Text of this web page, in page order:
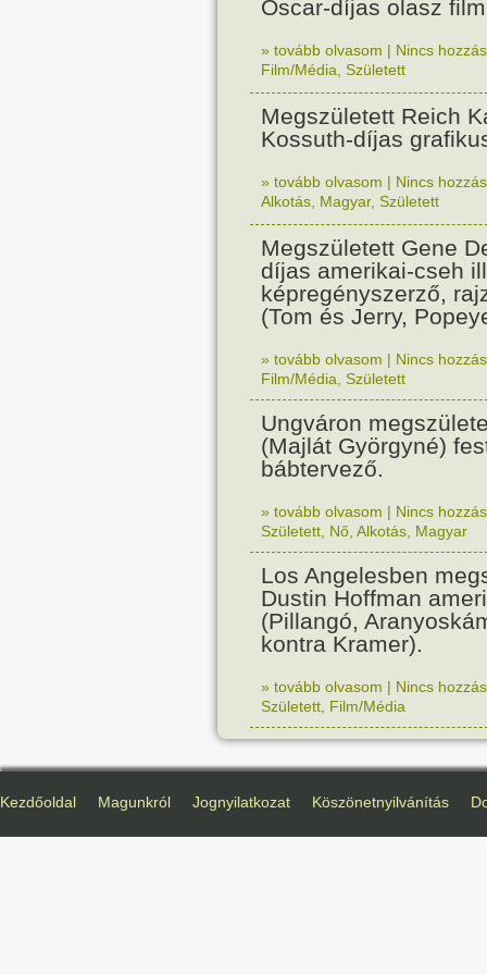
Oscar-díjas olasz
» tovább olvasom | Nincs
Film/Média Született
Megszületett Reich
Kossuth-díjas
» tovább olvasom | Nincs
Alkotás Magyar, Született
Megszületett Gene
díjas amerikai-cseh
képregényszerző,
(Tom és Jerry,
» tovább olvasom | Nincs
Film/Média Született
Ungváron
(Majlát Györgyné)
bábtervező.
» tovább olvasom | Nincs
Született Nő Alkotás Magyar
Los Angelesben
Dustin Hoffman
(Pillangó,
kontra Kramer).
» tovább olvasom | Nincs
Született Film/Média
Kezdőoldal Magunkról Jognyilatkozat Köszönetnyilvánítás